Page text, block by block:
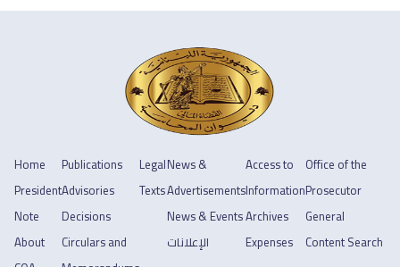
Home
President
Note
About
Publications
Advisories
Decisions
Circulars and
Legal
Texts
News &
Advertisements
News & Events
الإعلانات
Access to
Information
Archives
Expenses
Office of the
Prosecutor
General
Content Search